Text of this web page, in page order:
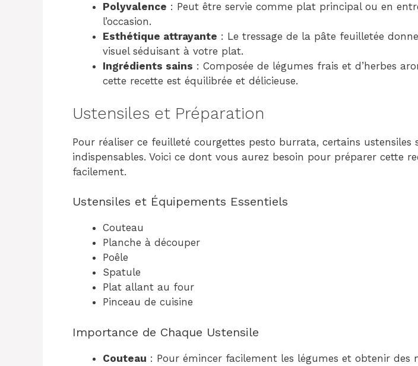
Polyvalence : Peut être servie comme plat principal ou en
l’occasion.
Esthétique attrayante : Le tressage de la pâte feuilletée
visuel séduisant à votre plat.
Ingrédients sains : Composée de légumes frais et d’herbes
cette recette est équilibrée et délicieuse.
Ustensiles et Préparation
Pour réaliser ce feuilleté courgettes pesto burrata, certains ustensiles
indispensables. Voici ce dont vous aurez besoin pour préparer cette
facilement.
Ustensiles et Équipements Essentiels
Couteau
Planche à découper
Poêle
Spatule
Plat allant au four
Pinceau de cuisine
Importance de Chaque Ustensile
Couteau : Pour émincer facilement les légumes et obtenir des